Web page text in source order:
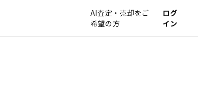
AI査定・売却をご
希望の方
ログ
イン